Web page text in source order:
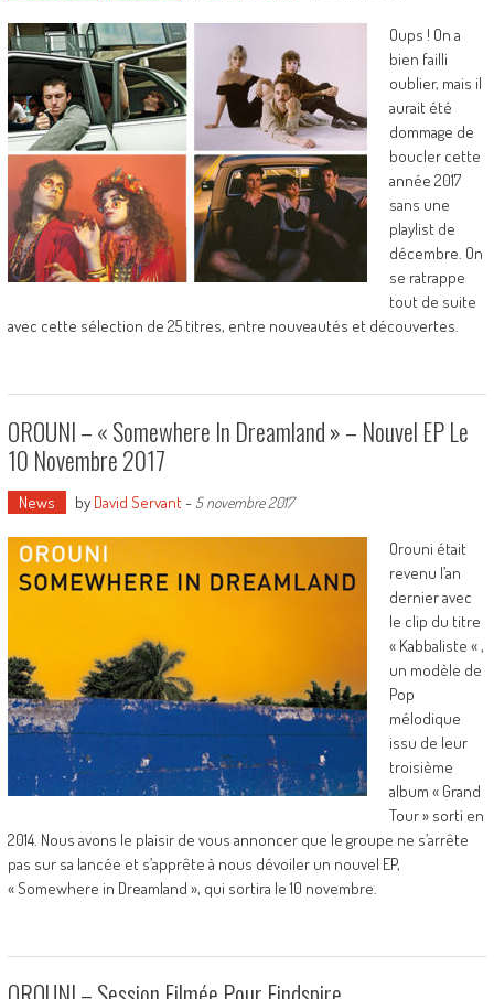
Oups ! On a
bien failli
oublier, mais il
aurait été
dommage de
boucler cette
année 2017
sans une
playlist de
décembre. On
se ratrappe
tout de suite
avec cette sélection de 25 titres, entre nouveautés et découvertes.
OROUNI – « Somewhere In Dreamland » – Nouvel EP Le
10 Novembre 2017
News by David Servant- 5 novembre 2017
Orouni était
revenu l’an
dernier avec
le clip du titre
« Kabbaliste « ,
un modèle de
Pop
mélodique
issu de leur
troisième
album « Grand
Tour » sorti en
2014. Nous avons le plaisir de vous annoncer que le groupe ne s’arrête
pas sur sa lancée et s’apprête à nous dévoiler un nouvel EP,
« Somewhere in Dreamland », qui sortira le 10 novembre.